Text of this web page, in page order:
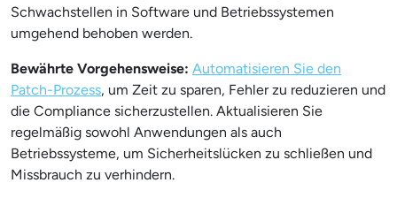
Schwachstellen in Software und Betriebssystemen
umgehend behoben werden.
Bewährte Vorgehensweise: Automatisieren Sie den
Patch-Prozess, um Zeit zu sparen, Fehler zu reduzieren und
die Compliance sicherzustellen. Aktualisieren Sie
regelmäßig sowohl Anwendungen als auch
Betriebssysteme, um Sicherheitslücken zu schließen und
Missbrauch zu verhindern.